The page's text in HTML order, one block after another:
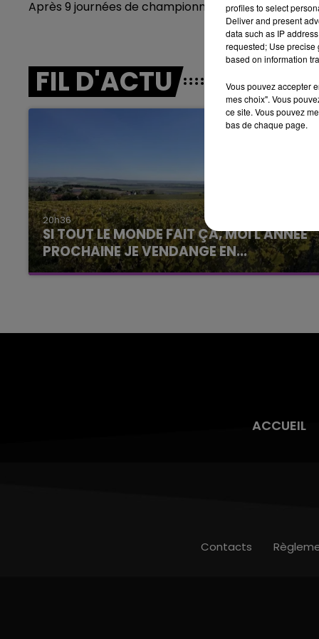
5h00 - 6h00
LE BEST OF DE LA FAMILLE
CHAMPAGNE FM
Après 9 journées de championnat le Stade de
FIL D'ACTU
20h36
SI TOUT LE MONDE FAIT ÇA, MOI L'ANNÉE
PROCHAINE JE VENDANGE EN...
La vendange en Champagne a débuté ce jeudi
La Famille
ACCUEIL
Contacts
profiles to select
Deliver and present
data such as IP
requested; Use precise
based on information
Vous pouvez accepter
mes choix". Vous
ce site. Vous pouvez
bas de chaque page.